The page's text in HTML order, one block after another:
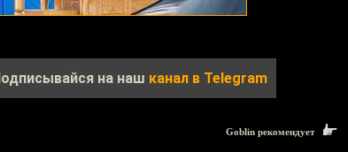
на наш канал в Telegram
Goblin рекомендует